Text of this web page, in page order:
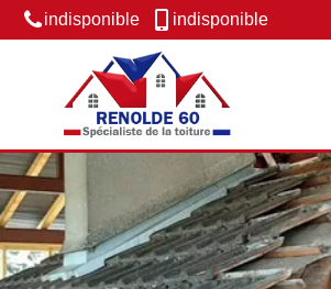
indisponible indisponible